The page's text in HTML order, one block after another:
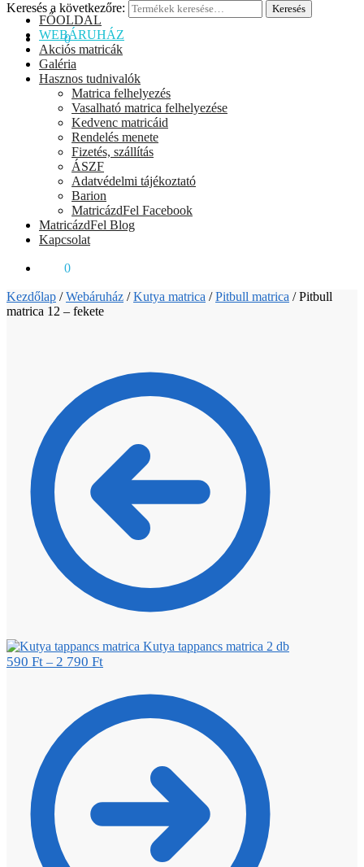
Keresés a következőre: Keresés
0Ft 0
FŐOLDAL
WEBÁRUHÁZ
Akciós matricák
Galéria
Hasznos tudnivalók
Matrica felhelyezés
Vasalható matrica felhelyezése
Kedvenc matricáid
Rendelés menete
Fizetés, szállítás
ÁSZF
Adatvédelmi tájékoztató
Barion
MatricázdFel Facebook
MatricázdFel Blog
Kapcsolat
0
Kezdőlap /Webáruház /Kutya matrica /Pitbull matrica /Pitbull
matrica 12 – fekete
Kutya tappancs matrica 2 db
590 Ft – 2 790 Ft